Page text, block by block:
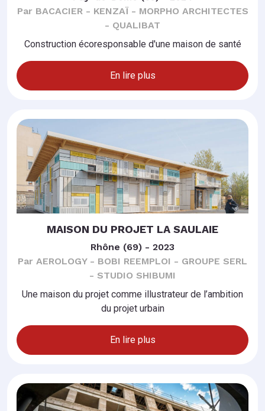
Par BACACIER - KENZAÏ - MORPHO ARCHITECTES
- QUALIBAT
Construction écoresponsable d'une maison de santé
En lire plus
MAISON DU PROJET LA SAULAIE
Rhône (69) - 2023
Par AEROLOGY - BOBI REEMPLOI - GROUPE SERL
- STUDIO SHIBUMI
Une maison du projet comme illustrateur de l’ambition
du projet urbain
En lire plus